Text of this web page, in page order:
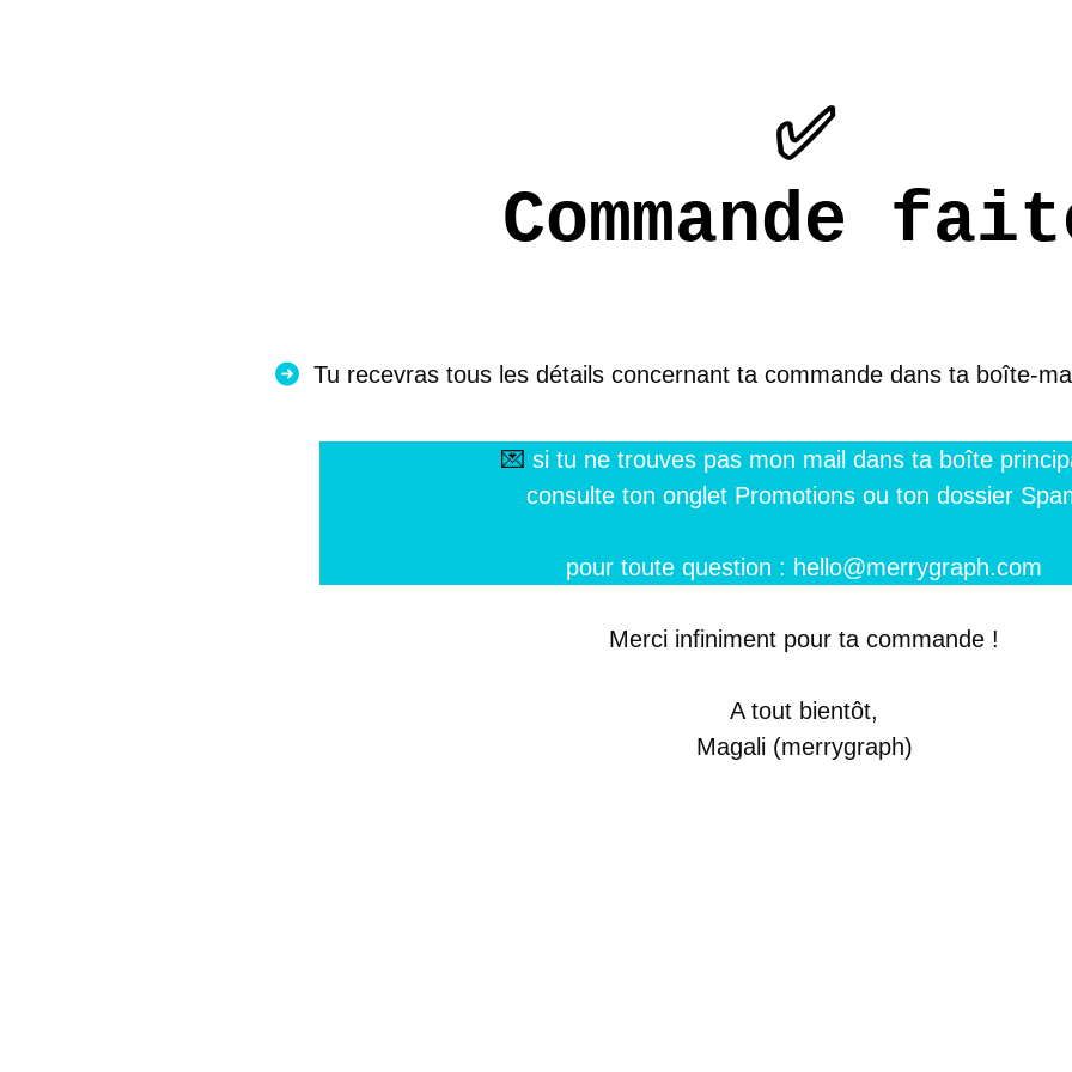
✅
Commande
Tu recevras tous les détails concernant ta commande dans ta boîte-
💌 si tu ne trouves pas mon mail dans ta boîte
consulte ton onglet Promotions ou ton dossier
pour toute question : hello@merrygraph.com
Merci infiniment pour ta commande !
A tout bientôt,
Magali (merrygraph)